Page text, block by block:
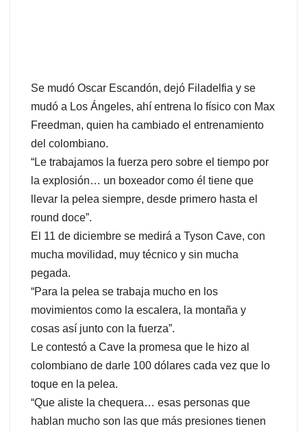
Se mudó Oscar Escandón, dejó Filadelfia y se
mudó a Los Ángeles, ahí entrena lo físico con Max
Freedman, quien ha cambiado el entrenamiento
del colombiano.
“Le trabajamos la fuerza pero sobre el tiempo por
la explosión… un boxeador como él tiene que
llevar la pelea siempre, desde primero hasta el
round doce”.
El 11 de diciembre se medirá a Tyson Cave, con
mucha movilidad, muy técnico y sin mucha
pegada.
“Para la pelea se trabaja mucho en los
movimientos como la escalera, la montaña y
cosas así junto con la fuerza”.
Le contestó a Cave la promesa que le hizo al
colombiano de darle 100 dólares cada vez que lo
toque en la pelea.
“Que aliste la chequera… esas personas que
hablan mucho son las que más presiones tienen